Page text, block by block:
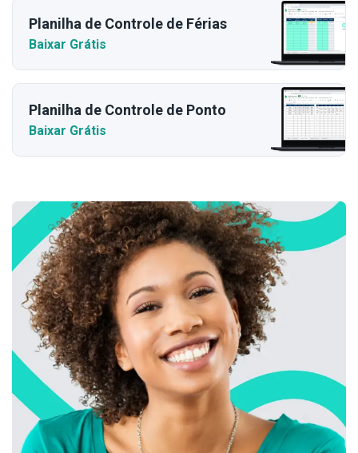
Planilha de Controle de Férias
Baixar Grátis
Planilha de Controle de Ponto
Baixar Grátis